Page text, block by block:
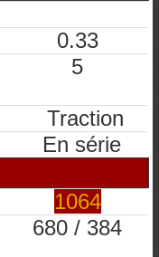
0.33
5
Traction
En série
1064
680 / 384